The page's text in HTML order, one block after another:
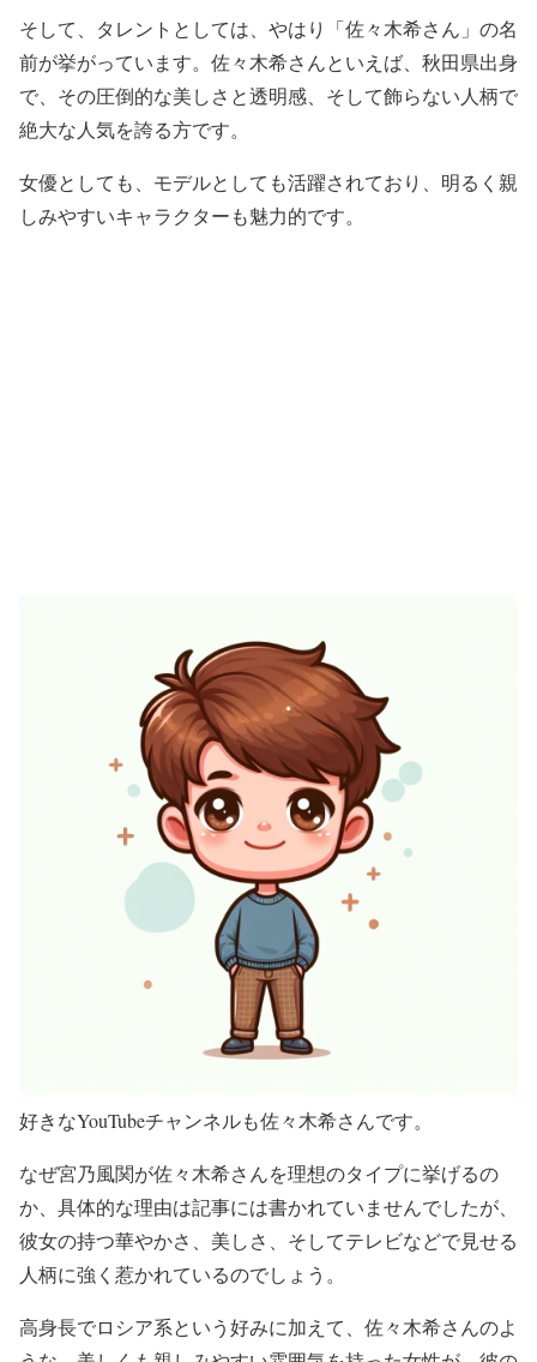
そして、タレントとしては、やはり「佐々木希さん」の名
前が挙がっています。佐々木希さんといえば、秋田県出身
で、その圧倒的な美しさと透明感、そして飾らない人柄で
絶大な人気を誇る方です。
女優としても、モデルとしても活躍されており、明るく親
しみやすいキャラクターも魅力的です。
好きなYouTubeチャンネルも佐々木希さんです。
なぜ宮乃風関が佐々木希さんを理想のタイプに挙げるの
か、具体的な理由は記事には書かれていませんでしたが、
彼女の持つ華やかさ、美しさ、そしてテレビなどで見せる
人柄に強く惹かれているのでしょう。
高身長でロシア系という好みに加えて、佐々木希さんのよ